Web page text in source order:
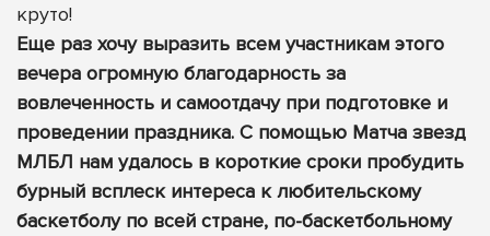
круто!
Еще раз хочу выразить всем участникам этого
вечера огромную благодарность за
вовлеченность и самоотдачу при подготовке и
проведении праздника. С помощью Матча звезд
МЛБЛ нам удалось в короткие сроки пробудить
бурный всплеск интереса к любительскому
баскетболу по всей стране, по-баскетбольному